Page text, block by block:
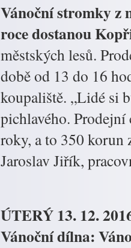
Vánoční stromky z
roce dostanou
městských lesů.
době od 13 do 16
koupaliště. „Lidé si
pichlavého. Prodejní
roky, a to 350 korun
Jaroslav Jiřík,
ÚTERÝ 13. 12.
Vánoční dílna: